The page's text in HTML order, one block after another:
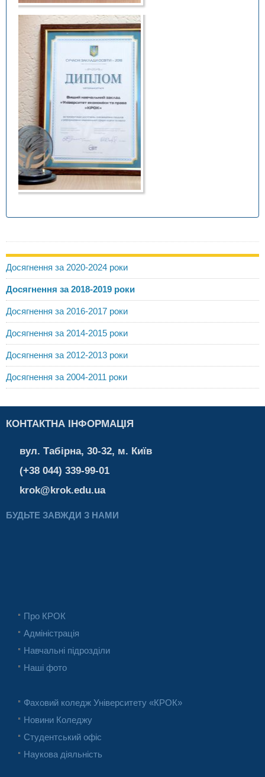
Досягнення за 2020-2024 роки
Досягнення за 2018-2019 роки
Досягнення за 2016-2017 роки
Досягнення за 2014-2015 роки
Досягнення за 2012-2013 роки
Досягнення за 2004-2011 роки
КОНТАКТНА ІНФОРМАЦІЯ
вул. Табірна, 30-32, м. Київ
(+38 044) 339-99-01
krok@krok.edu.ua
БУДЬТЕ ЗАВЖДИ З НАМИ
Про КРОК
Адміністрація
Навчальні підрозділи
Наші фото
Фаховий коледж Університету «КРОК»
Новини Коледжу
Студентський офіс
Наукова діяльність